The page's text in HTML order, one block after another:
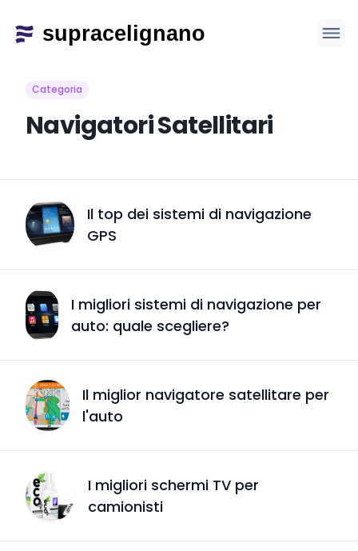
Categoria
Navigatori Satellitari
Il top dei sistemi di navigazione
GPS
I migliori sistemi di navigazione per
auto: quale scegliere?
Il miglior navigatore satellitare per
l'auto
I migliori schermi TV per
camionisti